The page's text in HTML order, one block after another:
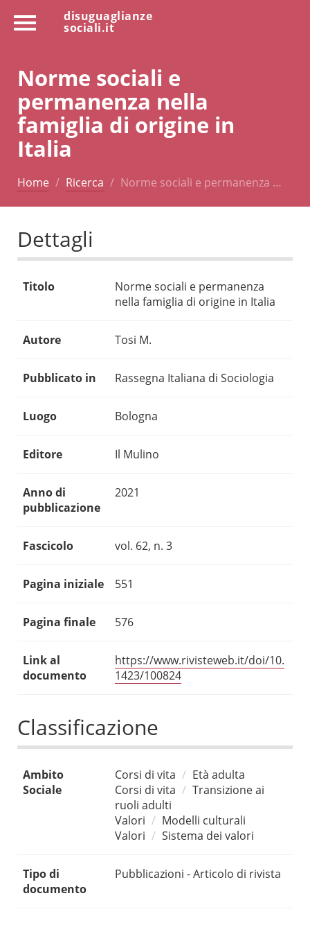
disuguaglianze
sociali.it
Norme sociali e
permanenza nella
famiglia di origine in
Italia
Home Ricerca Norme sociali e permanenza …
Dettagli
Titolo
Norme sociali e permanenza
nella famiglia di origine in Italia
Autore Tosi M.
Pubblicato in Rassegna Italiana di Sociologia
Luogo Bologna
Editore Il Mulino
Anno di
pubblicazione
2021
Fascicolo vol. 62, n. 3
Pagina iniziale 551
Pagina finale 576
Link al
documento
https://www.rivisteweb.it/doi/10.
1423/100824
Classificazione
Ambito
Sociale
Corsi di vita
Età adulta
Corsi di vita
Transizione ai
ruoli adulti
Valori
Modelli culturali
Valori
Sistema dei valori
Tipo di
documento
Pubblicazioni - Articolo di rivista